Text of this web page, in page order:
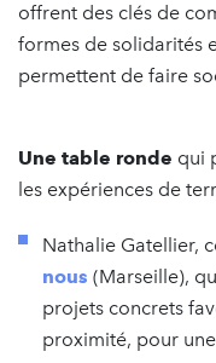
offrent des clés de
formes de solidarités
permettent de faire
Une table ronde qui
les expériences de
Nathalie Gatellier,
nous (Marseille),
projets concrets
proximité, pour